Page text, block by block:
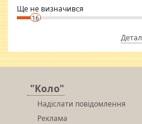
Ще не визначився
16
"Коло"
Надіслати повідомлення
Реклама